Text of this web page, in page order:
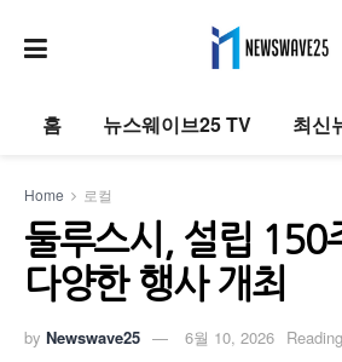
홈 뉴스웨이브25 TV 최신
Home 로컬
둘루스시, 설립 150
다양한 행사 개최
by Newswave25 6월 10, 2026